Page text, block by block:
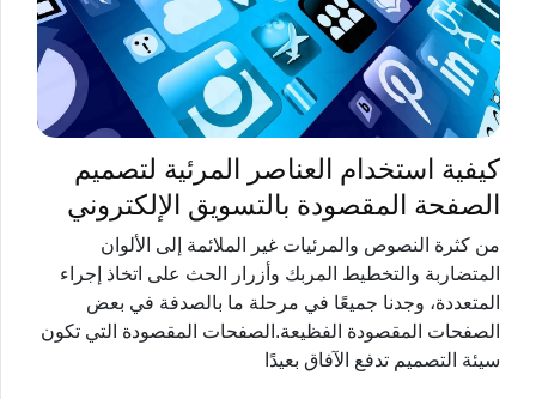
كيفية استخدام العناصر المرئية لتصميم
الصفحة المقصودة بالتسويق الإلكتروني
من كثرة النصوص والمرئيات غير الملائمة إلى الألوان
المتضاربة والتخطيط المربك وأزرار الحث على اتخاذ إجراء
المتعددة، وجدنا جميعًا في مرحلة ما بالصدفة في بعض
الصفحات المقصودة الفظيعة.الصفحات المقصودة التي تكون
سيئة التصميم تدفع الآفاق بعيدًا